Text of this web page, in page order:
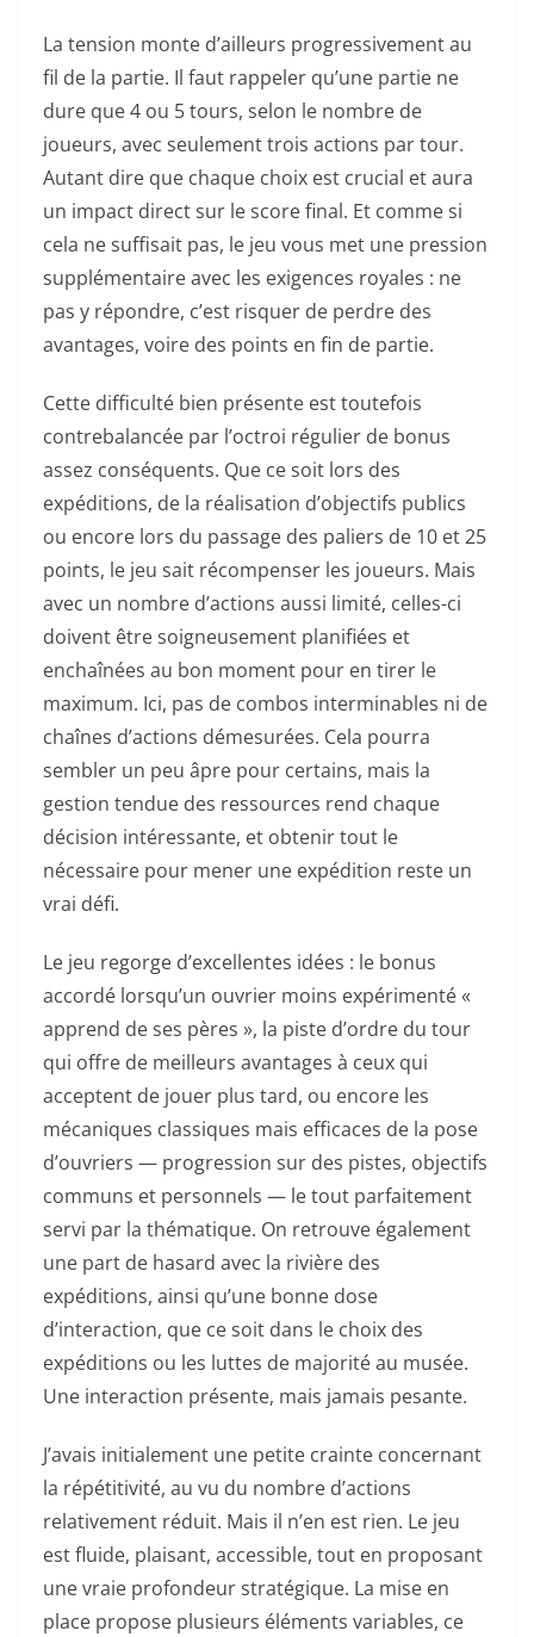
La tension monte d’ailleurs progressivement au
fil de la partie. Il faut rappeler qu’une partie ne
dure que 4 ou 5 tours, selon le nombre de
joueurs, avec seulement trois actions par tour.
Autant dire que chaque choix est crucial et aura
un impact direct sur le score final. Et comme si
cela ne suffisait pas, le jeu vous met une pression
supplémentaire avec les exigences royales : ne
pas y répondre, c’est risquer de perdre des
avantages, voire des points en fin de partie.
Cette difficulté bien présente est toutefois
contrebalancée par l’octroi régulier de bonus
assez conséquents. Que ce soit lors des
expéditions, de la réalisation d’objectifs publics
ou encore lors du passage des paliers de 10 et 25
points, le jeu sait récompenser les joueurs. Mais
avec un nombre d’actions aussi limité, celles-ci
doivent être soigneusement planifiées et
enchaînées au bon moment pour en tirer le
maximum. Ici, pas de combos interminables ni de
chaînes d’actions démesurées. Cela pourra
sembler un peu âpre pour certains, mais la
gestion tendue des ressources rend chaque
décision intéressante, et obtenir tout le
nécessaire pour mener une expédition reste un
vrai défi.
Le jeu regorge d’excellentes idées : le bonus
accordé lorsqu’un ouvrier moins expérimenté «
apprend de ses pères », la piste d’ordre du tour
qui offre de meilleurs avantages à ceux qui
acceptent de jouer plus tard, ou encore les
mécaniques classiques mais efficaces de la pose
d’ouvriers — progression sur des pistes, objectifs
communs et personnels — le tout parfaitement
servi par la thématique. On retrouve également
une part de hasard avec la rivière des
expéditions, ainsi qu’une bonne dose
d’interaction, que ce soit dans le choix des
expéditions ou les luttes de majorité au musée.
Une interaction présente, mais jamais pesante.
J’avais initialement une petite crainte concernant
la répétitivité, au vu du nombre d’actions
relativement réduit. Mais il n’en est rien. Le jeu
est fluide, plaisant, accessible, tout en proposant
une vraie profondeur stratégique. La mise en
place propose plusieurs éléments variables, ce